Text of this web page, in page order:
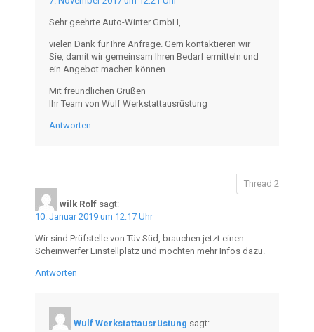
Sehr geehrte Auto-Winter GmbH,
vielen Dank für Ihre Anfrage. Gern kontaktieren wir
Sie, damit wir gemeinsam Ihren Bedarf ermitteln und
ein Angebot machen können.
Mit freundlichen Grüßen
Ihr Team von Wulf Werkstattausrüstung
Antworten
wilk Rolf sagt:
10. Januar 2019 um 12:17 Uhr
Wir sind Prüfstelle von Tüv Süd, brauchen jetzt einen
Scheinwerfer Einstellplatz und möchten mehr Infos dazu.
Antworten
Wulf Werkstattausrüstung sagt: